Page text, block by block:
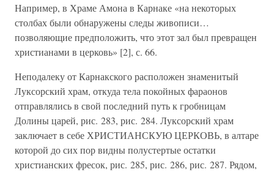
Например, в Храме Амона в Карнаке «на некоторых
столбах были обнаружены следы живописи…
позволяющие предположить, что этот зал был превращен
христианами в церковь» [2], с. 66.
Неподалеку от Карнакского расположен знаменитый
Луксорский храм, откуда тела покойных фараонов
отправлялись в свой последний путь к гробницам
Долины царей, рис. 283, рис. 284. Луксорский храм
заключает в себе ХРИСТИАНСКУЮ ЦЕРКОВЬ, в алтаре
которой до сих пор видны полустертые остатки
христианских фресок, рис. 285, рис. 286, рис. 287. Рядом,